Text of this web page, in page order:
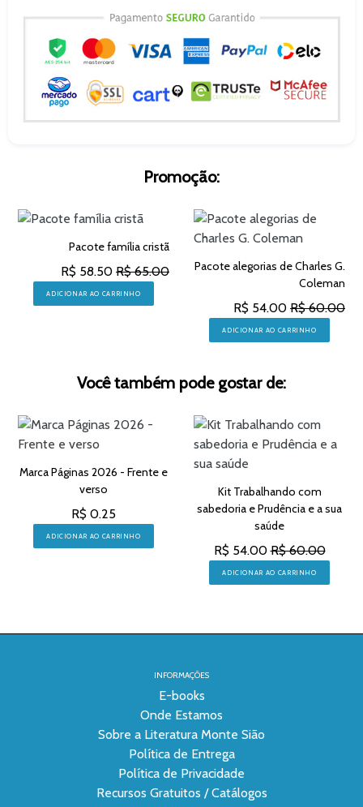
Promoção:
Pacote família cristã
R$ 58.50 R$ 65.00
ADICIONAR AO CARRINHO
Pacote alegorias de Charles G.
Coleman
R$ 54.00 R$ 60.00
ADICIONAR AO CARRINHO
Você também pode gostar de:
Marca Páginas 2026 - Frente e
verso
R$ 0.25
ADICIONAR AO CARRINHO
Kit Trabalhando com
sabedoria e Prudência e a sua
saúde
R$ 54.00 R$ 60.00
ADICIONAR AO CARRINHO
INFORMAÇÕES
E-books
Onde Estamos
Sobre a Literatura Monte Sião
Política de Entrega
Política de Privacidade
Recursos Gratuitos / Catálogos